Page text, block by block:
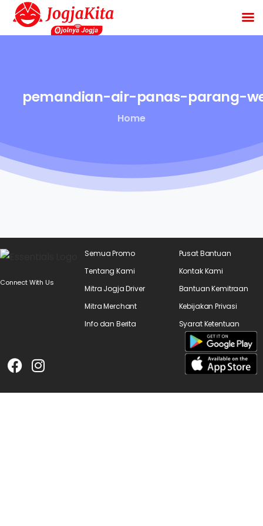
pemandian-air-panas-parang-
Home
Connect With Us
Semua Promo
Tentang Kami
Mitra Jogja Driver
Mitra Merchant
Info dan Berita
Pusat Bantuan
Kontak Kami
Bantuan Kemitraan
Kebijakan Privasi
Syarat Ketentuan